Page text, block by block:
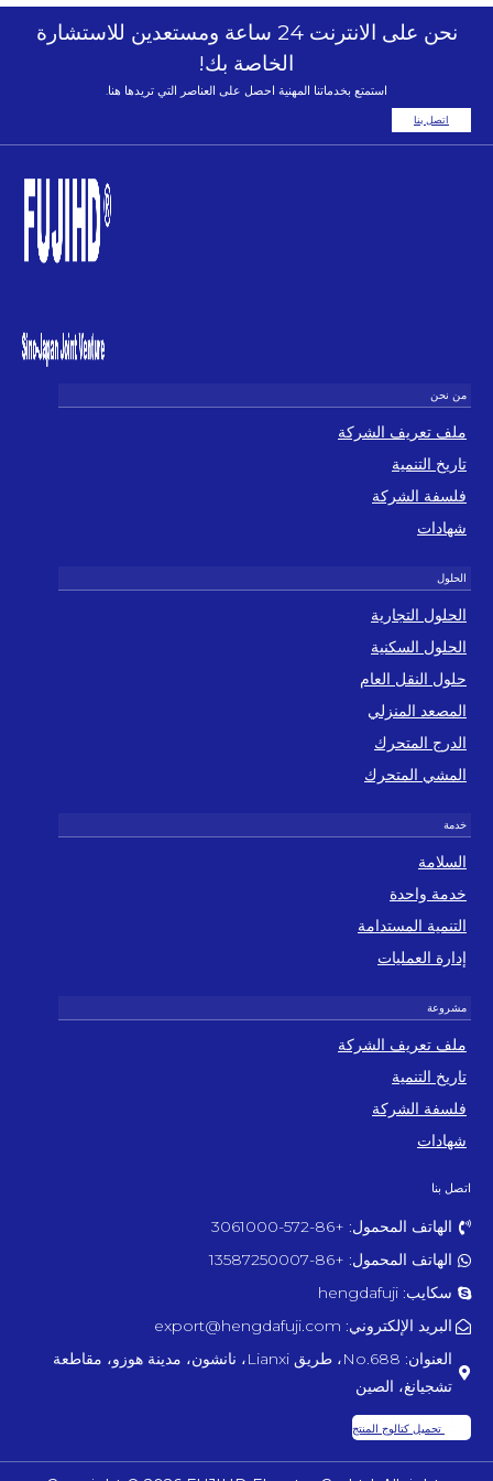
نحن على الانترنت 24 ساعة ومستعدين للاستشارة
الخاصة بك!
استمتع بخدماتنا المهنية احصل على العناصر التي تريدها هنا.
اتصل بنا
ملف تعريف الشركة
تاريخ التنمية
فلسفة الشركة
شهادات
الحلول التجارية
الحلول السكنية
حلول النقل العام
المصعد المنزلي
الدرج المتحرك
المشي المتحرك
السلامة
خدمة واحدة
التنمية المستدامة
إدارة العمليات
ملف تعريف الشركة
تاريخ التنمية
فلسفة الشركة
شهادات
اتصل بنا
الهاتف المحمول: +86-572-3061000
الهاتف المحمول: +86-13587250007
سكايب: hengdafuji
البريد الإلكتروني: export@hengdafuji.com
العنوان: No.688، طريق Lianxi، نانشون، مدينة هوزو، مقاطعة
تشجيانغ، الصين
تحميل كتالوج المنتج